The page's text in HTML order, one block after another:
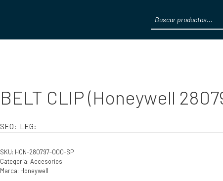
search
BELT CLIP (Honeywell
SEO:-LEG:
SKU: HON-280797-000-SP
Categoría: Accesorios
Marca: Honeywell